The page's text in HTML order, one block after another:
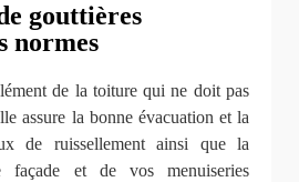
gouttières
normes
de la toiture qui ne doit pas
assure la bonne évacuation et la
de ruissellement ainsi que la
façade et de vos menuiseries